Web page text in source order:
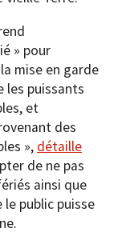
» pour
mise en garde
les puissants
et
des
», détaille
de ne pas
ainsi que
public puisse